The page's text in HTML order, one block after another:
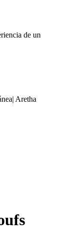
de un
Aretha